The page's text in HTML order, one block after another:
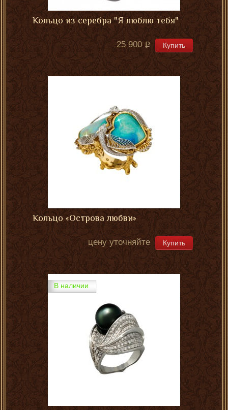
Кольцо из серебра "Я люблю тебя"
25 900 Купить
Кольцо «Острова любви»
цену уточняйте Купить
В наличии